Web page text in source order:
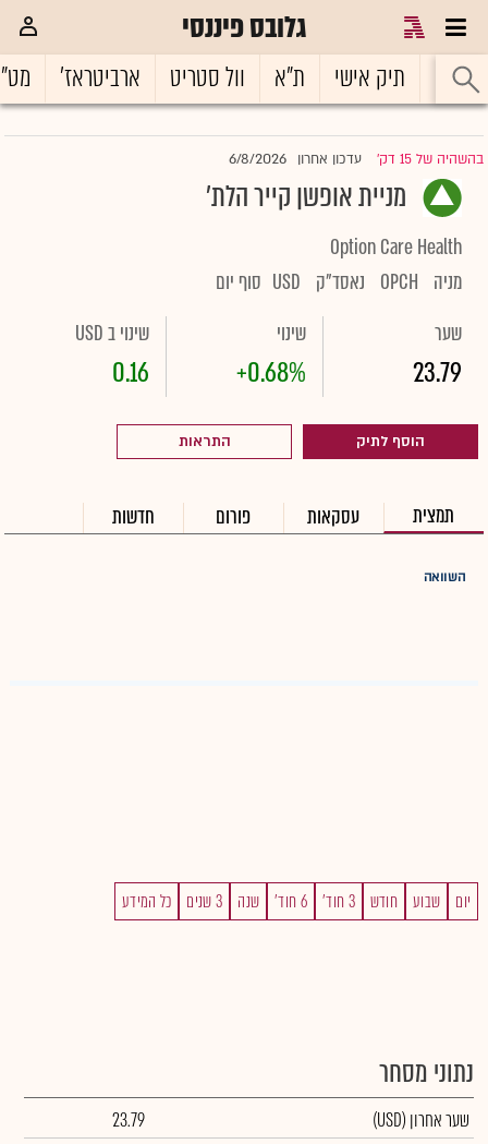
גלובס פיננסי
ראשי תיק אישי ת"א וול סטריט ארביטראז'
בהשהיה של 15 דק' |עדכון אחרון 6/8/2026
מניית אופשן קייר הלת'
Option Care Health
מניה
OPCH נאסד"ק USD סוף יום
שער
23.79
שינוי
+0.68%
שינוי ב USD
0.16
הוסף לתיק התראות
תמצית עסקאות פורום חדשות
השוואה
יום שבוע חודש 3 חוד' 6 חוד' שנה 3 שנים כל המידע
נתוני מסחר
שער אחרון (USD)
23.79